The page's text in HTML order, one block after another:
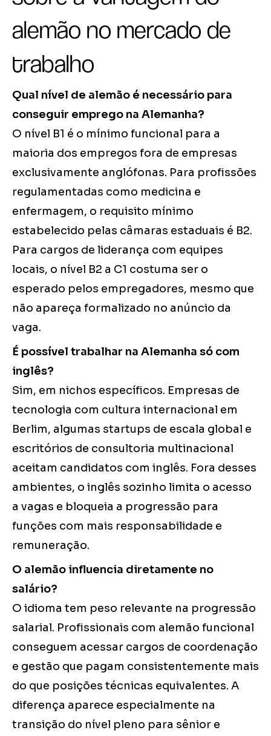
alemão no mercado de
trabalho
Qual nível de alemão é necessário para
conseguir emprego na Alemanha?
O nível B1 é o mínimo funcional para a
maioria dos empregos fora de empresas
exclusivamente anglófonas. Para profissões
regulamentadas como medicina e
enfermagem, o requisito mínimo
estabelecido pelas câmaras estaduais é B2.
Para cargos de liderança com equipes
locais, o nível B2 a C1 costuma ser o
esperado pelos empregadores, mesmo que
não apareça formalizado no anúncio da
vaga.
É possível trabalhar na Alemanha só com
inglês?
Sim, em nichos específicos. Empresas de
tecnologia com cultura internacional em
Berlim, algumas startups de escala global e
escritórios de consultoria multinacional
aceitam candidatos com inglês. Fora desses
ambientes, o inglês sozinho limita o acesso
a vagas e bloqueia a progressão para
funções com mais responsabilidade e
remuneração.
O alemão influencia diretamente no
salário?
O idioma tem peso relevante na progressão
salarial. Profissionais com alemão funcional
conseguem acessar cargos de coordenação
e gestão que pagam consistentemente mais
do que posições técnicas equivalentes. A
diferença aparece especialmente na
transição do nível pleno para sênior e